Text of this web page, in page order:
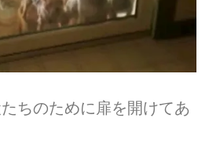
ちのために扉を開けてあ